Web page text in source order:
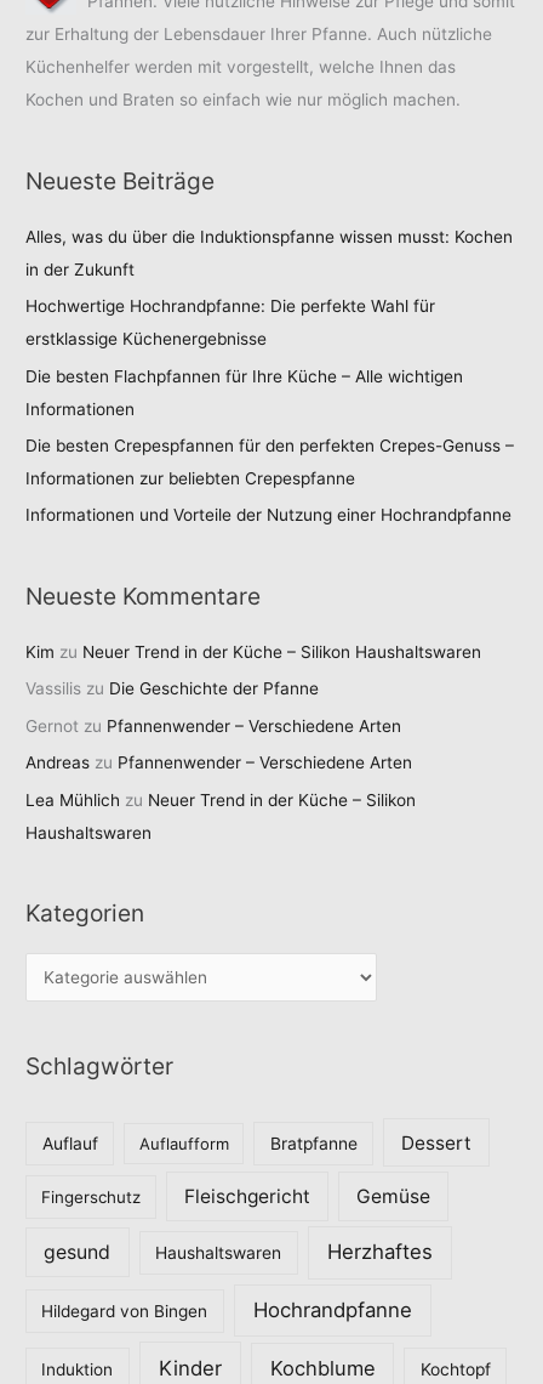
zur Erhaltung der Lebensdauer Ihrer Pfanne. Auch nützliche
Küchenhelfer werden mit vorgestellt, welche Ihnen das
Kochen und Braten so einfach wie nur möglich machen.
Neueste Beiträge
Alles, was du über die Induktionspfanne wissen musst: Kochen
in der Zukunft
Hochwertige Hochrandpfanne: Die perfekte Wahl für
erstklassige Küchenergebnisse
Die besten Flachpfannen für Ihre Küche – Alle wichtigen
Informationen
Die besten Crepespfannen für den perfekten Crepes-Genuss –
Informationen zur beliebten Crepespfanne
Informationen und Vorteile der Nutzung einer Hochrandpfanne
Neueste Kommentare
Kim zu Neuer Trend in der Küche – Silikon Haushaltswaren
Vassilis zu Die Geschichte der Pfanne
Gernot zu Pfannenwender – Verschiedene Arten
Andreas zu Pfannenwender – Verschiedene Arten
Lea Mühlich zu Neuer Trend in der Küche – Silikon
Haushaltswaren
Kategorien
a
e
Schlagwörter
Auflauf Auflaufform Bratpfanne Dessert
Fingerschutz Fleischgericht Gemüse
gesund Haushaltswaren Herzhaftes
Hildegard von Bingen Hochrandpfanne
Induktion Kinder Kochblume Kochtopf